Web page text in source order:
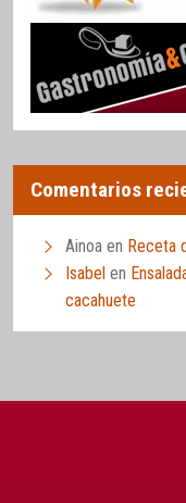
Comentarios
Ainoa en Receta
Isabel en
cacahuete